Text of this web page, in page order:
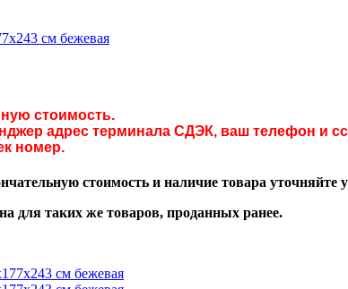
см бежевая
стоимость.
адрес терминала СДЭК, ваш телефон и
номер.
стоимость и наличие товара уточняйте
для таких же товаров, проданных ранее.